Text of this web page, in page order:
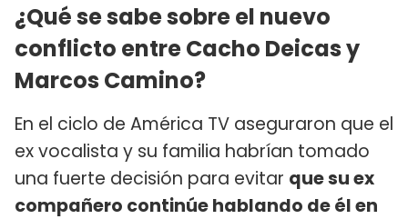
¿Qué se sabe sobre el nuevo
conflicto entre Cacho Deicas y
Marcos Camino?
En el ciclo de América TV aseguraron que el
ex vocalista y su familia habrían tomado
una fuerte decisión para evitar que su ex
compañero continúe hablando de él en